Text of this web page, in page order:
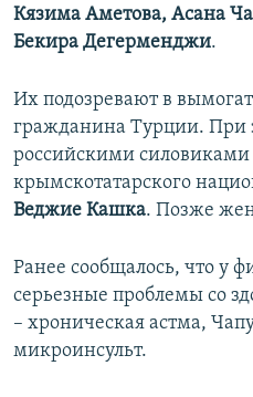
Кязима Аметова, Асана
Бекира Дегерменджи.
Их подозревают в
гражданина Турции. При
российскими силовиками
крымскотатарского
Веджие Кашка. Позже
Ранее сообщалось, что у
серьезные проблемы со
– хроническая астма,
микроинсульт.